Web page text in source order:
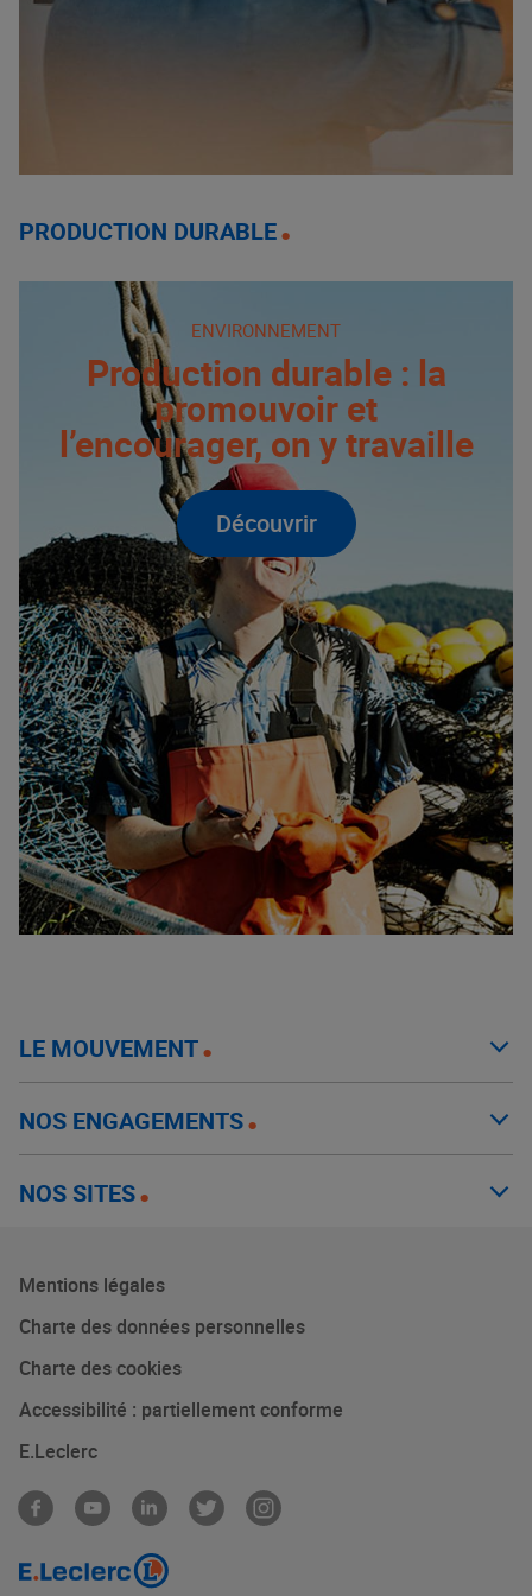
PRODUCTION DURABLE
ENVIRONNEMENT
Production durable : la
promouvoir et
l’encourager, on y travaille
Découvrir
LE MOUVEMENT
NOS ENGAGEMENTS
NOS SITES
Mentions légales
Charte des données personnelles
Charte des cookies
Accessibilité : partiellement conforme
E.Leclerc